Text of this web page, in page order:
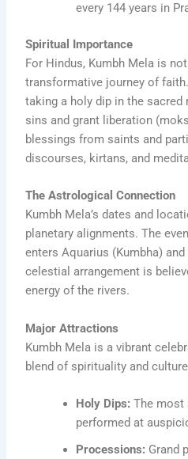
every 144 years in
Spiritual Importance
For Hindus, Kumbh Mela is
transformative journey of
taking a holy dip in the sacred
sins and grant liberation
blessings from saints and
discourses, kirtans, and
The Astrological Connection
Kumbh Mela’s dates and
planetary alignments. The
enters Aquarius (Kumbha)
celestial arrangement is
energy of the rivers.
Major Attractions
Kumbh Mela is a vibrant
blend of spirituality and
Holy Dips: The most
performed at
Processions: Grand